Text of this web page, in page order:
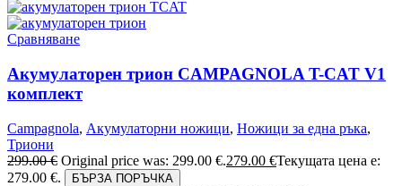
Сравняване
Акумулаторен трион CAMPAGNOLA T-CAT V1
комплект
Campagnola, Акумулаторни ножици, Ножици за една ръка,
Триони
299.00€ Original price was: 299.00 €.279.00 €Текущата цена е:
279.00 €.
БЪРЗА ПОРЪЧКА